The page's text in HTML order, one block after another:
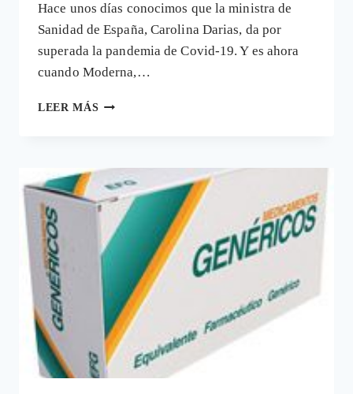
Hace unos días conocimos que la ministra de
Sanidad de España, Carolina Darias, da por
superada la pandemia de Covid-19. Y es ahora
cuando Moderna,…
LEER MÁS GUERRA
LAS
PATENTES
DE
LAS
VACUNAS
COVID-